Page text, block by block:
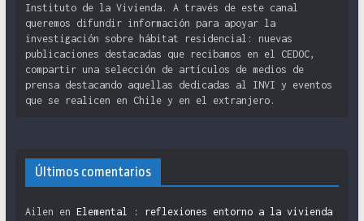
Instituto de la Vivienda. A través de este canal
queremos difundir información para apoyar la
investigación sobre hábitat residencial: nuevas
publicaciones destacadas que recibamos en el CEDOC,
compartir una selección de artículos de medios de
prensa destacando aquellas dedicadas al INVI y eventos
que se realicen en Chile y en el extranjero.
Últimos comentarios
Ailen en Elemental : reflexiones entorno a la vivienda